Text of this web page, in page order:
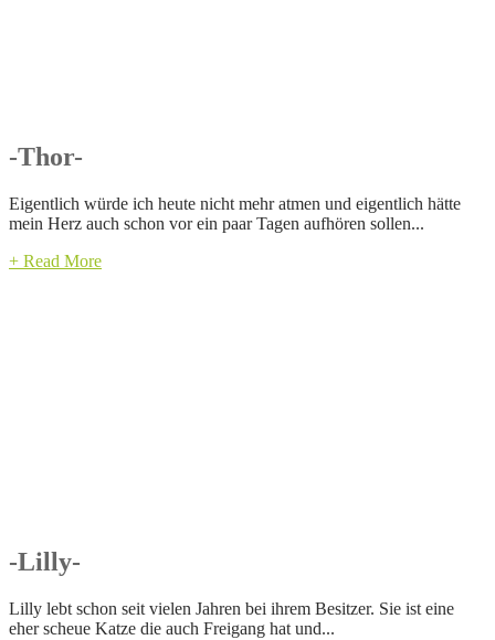
-Thor-
Eigentlich würde ich heute nicht mehr atmen und eigentlich hätte
mein Herz auch schon vor ein paar Tagen aufhören sollen...
+ Read More
-Lilly-
Lilly lebt schon seit vielen Jahren bei ihrem Besitzer. Sie ist eine
eher scheue Katze die auch Freigang hat und...